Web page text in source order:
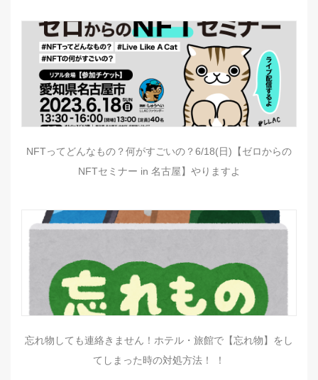
NFTってどんなもの？何がすごいの？6/18(日)【ゼロからの
NFTセミナー in 名古屋】やりますよ
忘れ物しても連絡きません！ホテル・旅館で【忘れ物】をし
てしまった時の対処方法！ ！